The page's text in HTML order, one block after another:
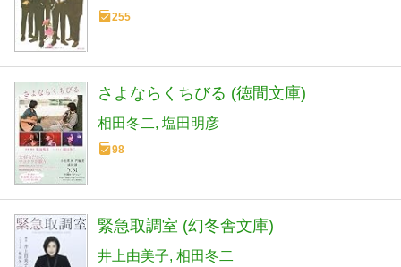
255
さよならくちびる (徳間文庫)
相田冬二 塩田明彦
98
緊急取調室 (幻冬舎文庫)
井上由美子 相田冬二